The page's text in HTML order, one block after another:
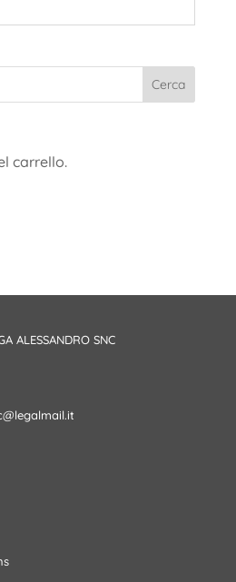
carrello.
ALESSANDRO SNC